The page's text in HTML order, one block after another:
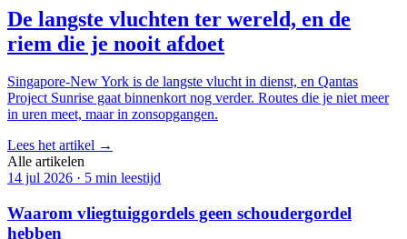
De langste vluchten ter wereld, en de
riem die je nooit afdoet
Singapore-New York is de langste vlucht in dienst, en Qantas
Project Sunrise gaat binnenkort nog verder. Routes die je niet meer
in uren meet, maar in zonsopgangen.
Lees het artikel →
Alle artikelen
14 jul 2026 · 5 min leestijd
Waarom vliegtuiggordels geen schoudergordel
hebben